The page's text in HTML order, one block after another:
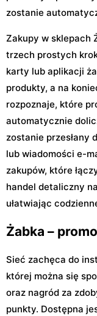
zostanie
Zakupy w sklepach
trzech prostych
karty lub aplikacji
produkty, a na
rozpoznaje, które
automatycznie
zostanie przesłany
lub wiadomości e-
zakupów, które
handel detaliczny
ułatwiając
Żabka –
Sieć zachęca do
której można się
oraz nagród za
punkty. Dostępna